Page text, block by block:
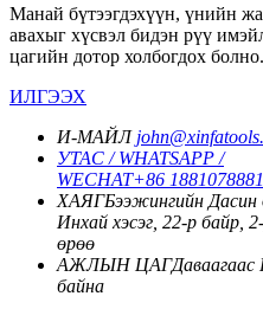
Манай бүтээгдэхүүн, үнийн
авахыг хүсвэл бидэн рүү
цагийн дотор холбогдох болно.
ИЛГЭЭХ
И-МАЙЛ
УТАС / WHATSAPP /
WECHAT+86
ХАЯГБээжингийн Дасин
Инхай хэсэг, 22-р байр,
өрөө
АЖЛЫН ЦАГДаваагаас
байна